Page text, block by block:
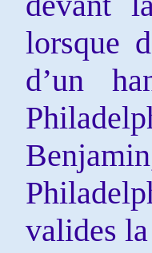
lorsque
d’un
valides